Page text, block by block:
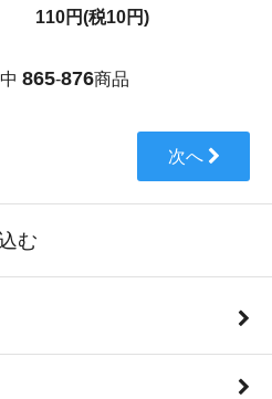
110円(税10円)
865-876商品
次へ
む